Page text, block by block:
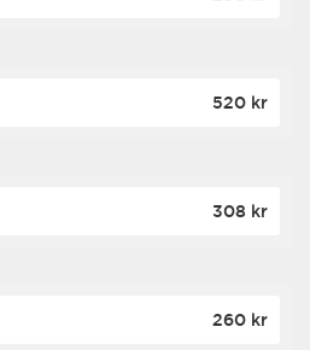
520 kr
308 kr
260 kr